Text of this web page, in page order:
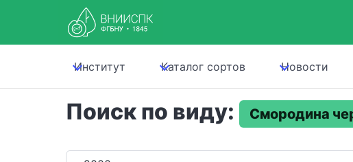
Институт Каталог сортов Новости
Поиск по виду: Смородина